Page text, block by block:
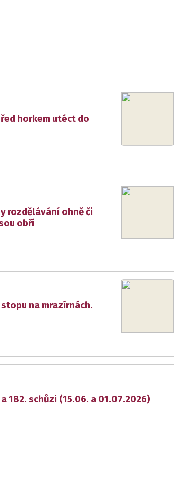
horkem utéct do
rozdělávání ohně či
obří
na mrazírnách.
a 182. schůzi (15.06. a 01.07.2026)